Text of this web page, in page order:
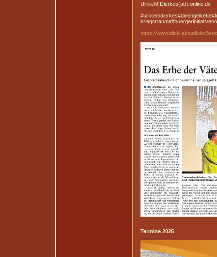
UlrikeM.Dierkes(at)t-online.de
https://www.blick-aktuell.de/
Termine 2025